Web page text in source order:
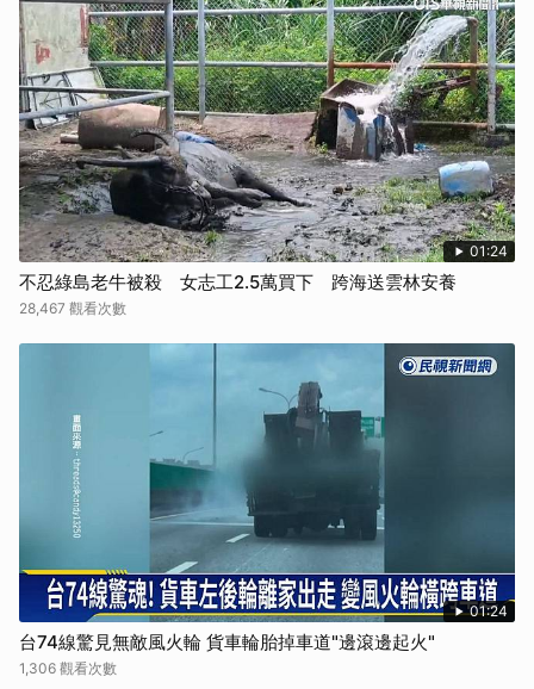
01:24
不忍綠島老牛被殺 女志工2.5萬買下 跨海送雲林安養
28,467 觀看次數
01:24
台74線驚見無敵風火輪 貨車輪胎掉車道"邊滾邊起火"
1,306 觀看次數